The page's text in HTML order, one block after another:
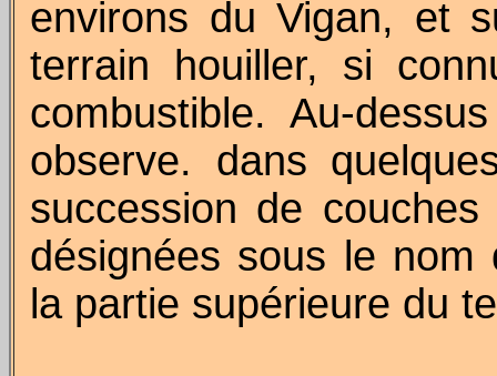
environs du Vigan, et
terrain houiller, si
combustible. Au-
observe. dans
succession de
désignées sous le nom
la partie supérieure du